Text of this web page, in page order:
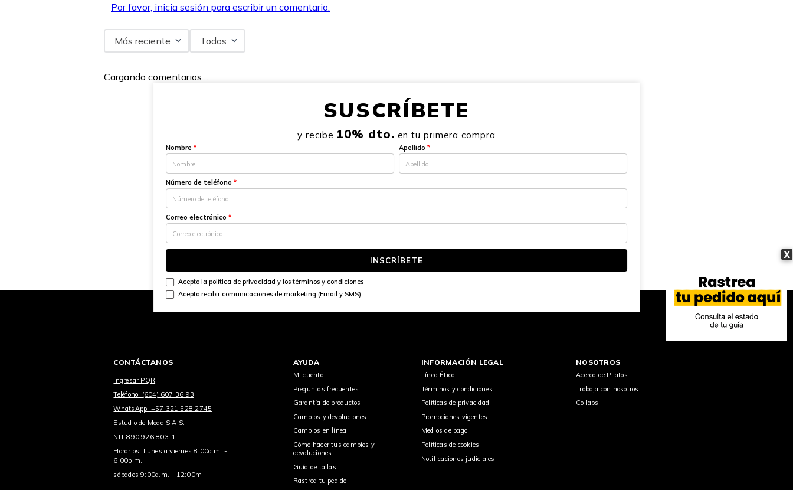
X
Por favor, inicia sesión para escribir un comentario.
Más reciente Todos
Cargando comentarios…
SUSCRÍBETE
y recibe 10% dto. en tu primera compra
Nombre * Apellido *
Número de teléfono *
Correo electrónico *
INSCRÍBETE
Acepto la política de privacidad y lostérminos y condiciones
Acepto recibir comunicaciones de marketing (Email y SMS)
CONTÁCTANOS
Ingresar PQR
Teléfono: (604) 607 36 93
WhatsApp: +57 321 528 2745
Estudio de Moda S.A.S.
NIT 890.926.803-1
Horarios: Lunes a viernes 8:00a.m. -
6:00p.m.
sábados 9:00a.m. - 12:00m
AYUDA
Mi cuenta
Preguntas frecuentes
Garantía de productos
Cambios y devoluciones
Cambios en línea
Cómo hacer tus cambios y
devoluciones
Guía de tallas
Rastrea tu pedido
INFORMACIÓN LEGAL
Línea Ética
Términos y condiciones
Políticas de privacidad
Promociones vigentes
Medios de pago
Políticas de cookies
Notificaciones judiciales
NOSOTROS
Acerca de Pilatos
Trabaja con nosotros
Collabs